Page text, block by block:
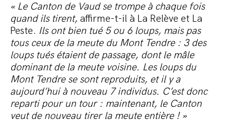
« Le Canton de Vaud se trompe à chaque fois
quand ils tirent, affirme-t-il à La Relève et La
Peste. Ils ont bien tué 5 ou 6 loups, mais pas
tous ceux de la meute du Mont Tendre : 3 des
loups tués étaient de passage, dont le mâle
dominant de la meute voisine. Les loups du
Mont Tendre se sont reproduits, et il y a
aujourd’hui à nouveau 7 individus. C’est donc
reparti pour un tour : maintenant, le Canton
veut de nouveau tirer la meute entière ! »